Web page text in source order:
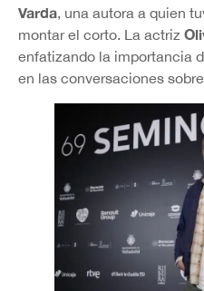
Varda, una autora a quien
montar el corto. La actriz
enfatizando la importancia
en las conversaciones